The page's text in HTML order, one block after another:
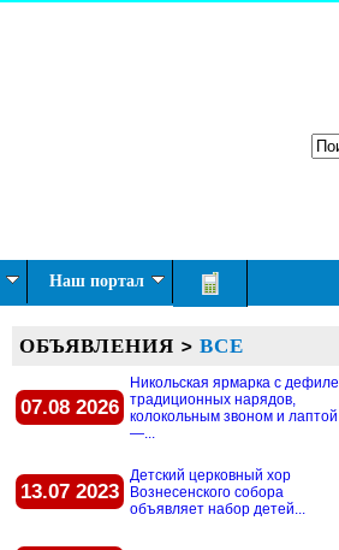
Наш портал
ОБЪЯВЛЕНИЯ > ВСЕ
07.08 2026
Никольская ярмарка с дефиле
традиционных нарядов,
колокольным звоном и лаптой
—...
13.07 2023
Детский церковный хор
Вознесенского собора
объявляет набор детей...